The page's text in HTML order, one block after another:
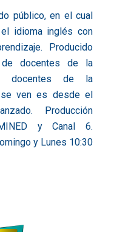
público, en el cual
idioma inglés con
Producido
de docentes de la
docentes de la
ven es desde el
Producción
y Canal 6.
y Lunes 10:30